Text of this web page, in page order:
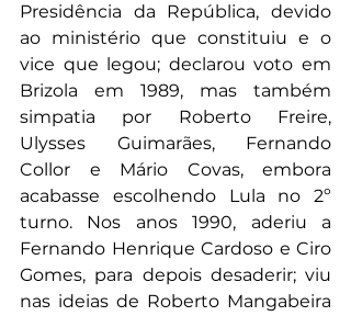
Presidência da República, devido
ao ministério que constituiu e o
vice que legou; declarou voto em
Brizola em 1989, mas também
simpatia por Roberto Freire,
Ulysses Guimarães, Fernando
Collor e Mário Covas, embora
acabasse escolhendo Lula no 2º
turno. Nos anos 1990, aderiu a
Fernando Henrique Cardoso e Ciro
Gomes, para depois desaderir; viu
nas ideias de Roberto Mangabeira